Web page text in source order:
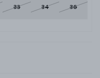
33 34 36